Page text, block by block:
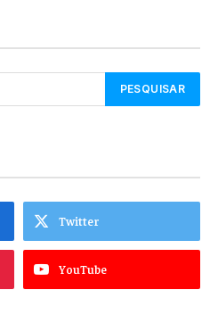
Twitter
YouTube